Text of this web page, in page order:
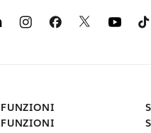
FUNZIONI
FUNZIONI